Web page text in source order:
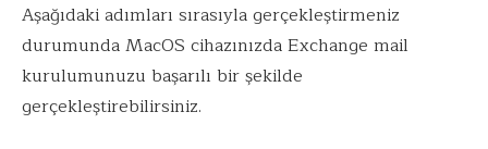
Aşağıdaki adımları sırasıyla gerçekleştirmeniz
durumunda MacOS cihazınızda Exchange mail
kurulumunuzu başarılı bir şekilde
gerçekleştirebilirsiniz.